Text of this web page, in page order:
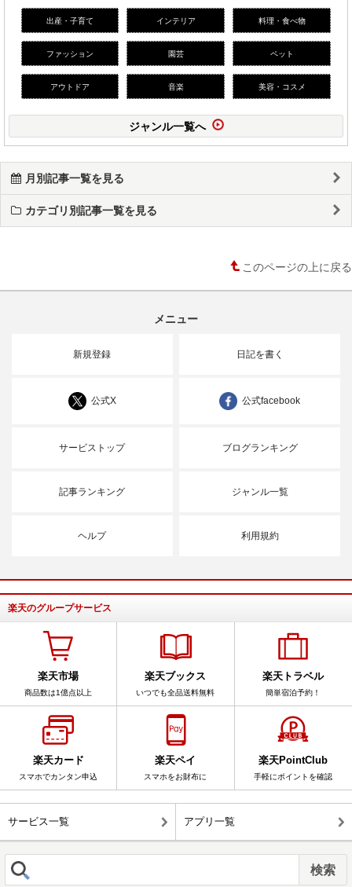
出産・子育て インテリア 料理・食べ物
ファッション 園芸 ペット
アウトドア 音楽 美容・コスメ
ジャンル一覧へ
月別記事一覧を見る
カテゴリ別記事一覧を見る
このページの上に戻る
メニュー
新規登録 日記を書く
公式X 公式facebook
サービストップ ブログランキング
記事ランキング ジャンル一覧
ヘルプ 利用規約
楽天のグループサービス
楽天市場
商品数は1億点以上
楽天ブックス
いつでも全品送料無料
楽天トラベル
簡単宿泊予約！
楽天カード
スマホでカンタン申込
楽天ペイ
スマホをお財布に
楽天PointClub
手軽にポイントを確認
サービス一覧 アプリ一覧